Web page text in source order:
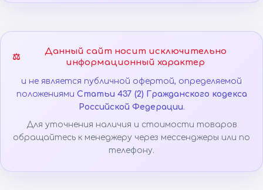
⚖️
Данный сайт носит исключительно
информационный характер
и не является публичной офертой, определяемой
положениями Статьи 437 (2) Гражданского кодекса
Российской Федерации.
Для уточнения наличия и стоимости товаров
обращайтесь к менеджеру через мессенджеры или по
телефону.